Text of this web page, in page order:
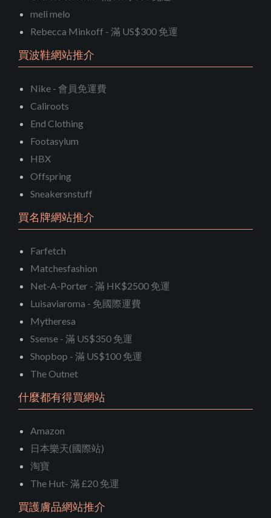
meli melo
Rebecca Minkoff - 滿 US$300 免運
買波鞋網站推介
Nike - 會員免運費
Caliroots
End Clothing
Footasylum
HBX
Offspring
Sneakersnstuff
買名牌網站推介
Farfetch
Matchesfashion
Net-A-Porter - 滿 HK$2500 免運
Luisaviaroma - 免國際運費
Mytheresa
Ssense - 滿 US$350 免運
Shopbop - 滿 US$100 免運
The Outnet
什麼都有得買網站
Amazon
日本樂天(國際站)
淘寶
The Hut- 滿 £20 免運
買護膚品網站推介